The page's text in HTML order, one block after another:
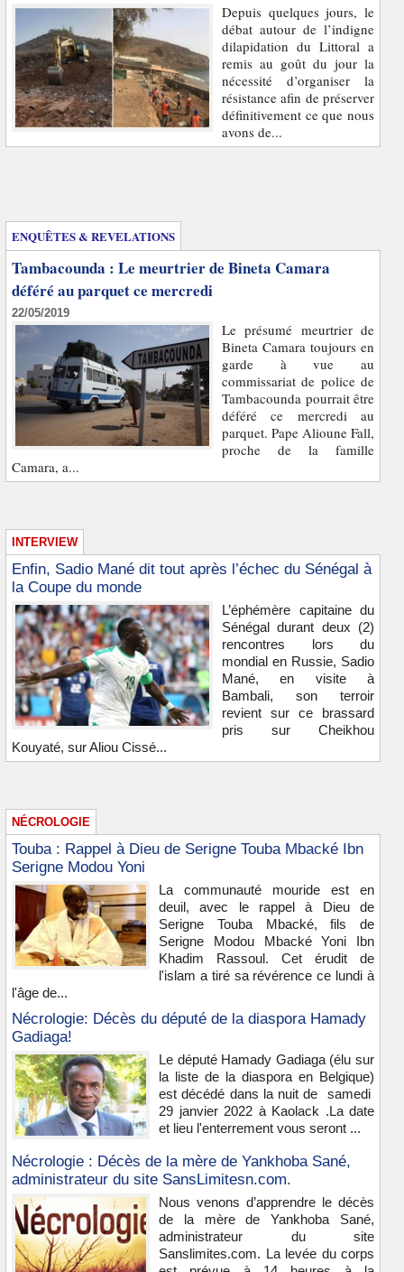
Depuis quelques jours, le
débat autour de l’indigne
dilapidation du Littoral a
remis au goût du jour la
nécessité d’organiser la
résistance afin de préserver
définitivement ce que nous
avons de...
ENQUÊTES & REVELATIONS
Tambacounda : Le meurtrier de Bineta Camara
déféré au parquet ce mercredi
22/05/2019
Le présumé meurtrier de
Bineta Camara toujours en
garde à vue au
commissariat de police de
Tambacounda pourrait être
déféré ce mercredi au
parquet. Pape Alioune Fall,
proche de la famille
Camara, a...
INTERVIEW
Enfin, Sadio Mané dit tout après l’échec du Sénégal à
la Coupe du monde
L’éphémère capitaine du
Sénégal durant deux (2)
rencontres lors du
mondial en Russie, Sadio
Mané, en visite à
Bambali, son terroir
revient sur ce brassard
pris sur Cheikhou
Kouyaté, sur Aliou Cissé...
NÉCROLOGIE
Touba : Rappel à Dieu de Serigne Touba Mbacké Ibn
Serigne Modou Yoni
La communauté mouride est en
deuil, avec le rappel à Dieu de
Serigne Touba Mbacké, fils de
Serigne Modou Mbacké Yoni Ibn
Khadim Rassoul. Cet érudit de
l'islam a tiré sa révérence ce lundi à
l'âge de...
Nécrologie: Décès du député de la diaspora Hamady
Gadiaga!
Le député Hamady Gadiaga (élu sur
la liste de la diaspora en Belgique)
est décédé dans la nuit de samedi
29 janvier 2022 à Kaolack .La date
et lieu l'enterrement vous seront ...
Nécrologie : Décès de la mère de Yankhoba Sané,
administrateur du site SansLimitesn.com.
Nous venons d’apprendre le décès
de la mère de Yankhoba Sané,
administrateur du site
Sanslimites.com. La levée du corps